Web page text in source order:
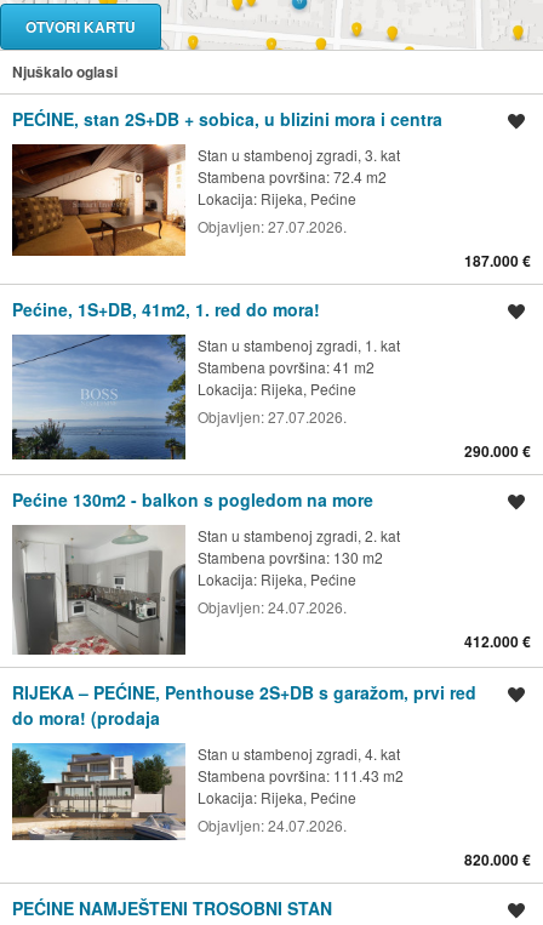
OTVORI KARTU
Njuškalo oglasi
PEĆINE, stan 2S+DB + sobica, u blizini mora i centra
Stan u stambenoj zgradi, 3. kat
Stambena površina: 72.4 m2
Lokacija: Rijeka, Pećine
Objavljen:27.07.2026.
187.000 €
Pećine, 1S+DB, 41m2, 1. red do mora!
Stan u stambenoj zgradi, 1. kat
Stambena površina: 41 m2
Lokacija: Rijeka, Pećine
Objavljen:27.07.2026.
290.000 €
Pećine 130m2 - balkon s pogledom na more
Stan u stambenoj zgradi, 2. kat
Stambena površina: 130 m2
Lokacija: Rijeka, Pećine
Objavljen:24.07.2026.
412.000 €
RIJEKA – PEĆINE, Penthouse 2S+DB s garažom, prvi red
do mora! (prodaja
Stan u stambenoj zgradi, 4. kat
Stambena površina: 111.43 m2
Lokacija: Rijeka, Pećine
Objavljen:24.07.2026.
820.000 €
PEĆINE NAMJEŠTENI TROSOBNI STAN